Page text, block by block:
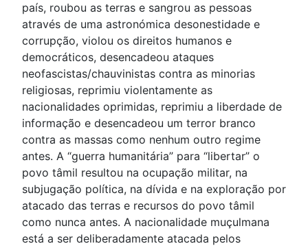
país, roubou as terras e sangrou as pessoas
através de uma astronómica desonestidade e
corrupção, violou os direitos humanos e
democráticos, desencadeou ataques
neofascistas/chauvinistas contra as minorias
religiosas, reprimiu violentamente as
nacionalidades oprimidas, reprimiu a liberdade de
informação e desencadeou um terror branco
contra as massas como nenhum outro regime
antes. A “guerra humanitária” para “libertar” o
povo tâmil resultou na ocupação militar, na
subjugação política, na dívida e na exploração por
atacado das terras e recursos do povo tâmil
como nunca antes. A nacionalidade muçulmana
está a ser deliberadamente atacada pelos